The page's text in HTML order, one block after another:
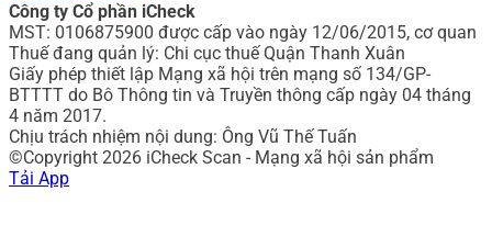
Công ty Cổ phần iCheck
MST: 0106875900 được cấp vào ngày 12/06/2015, cơ quan
Thuế đang quản lý: Chi cục thuế Quận Thanh Xuân
Giấy phép thiết lập Mạng xã hội trên mạng số 134/GP-
BTTTT do Bô Thông tin và Truyền thông cấp ngày 04 tháng
4 năm 2017.
Chịu trách nhiệm nội dung: Ông Vũ Thế Tuấn
©Copyright 2026 iCheck Scan - Mạng xã hội sản phẩm
Tải App